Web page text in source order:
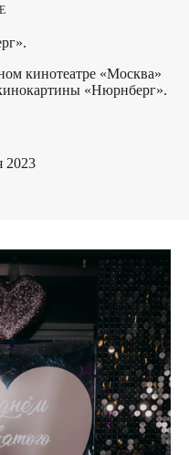
кинотеатре «Москва»
«Нюрнберг».
2023